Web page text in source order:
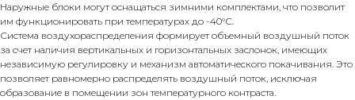
Наружные блоки могут оснащаться зимними комплектами, что позволит
им функционировать при температурах до -40°С.
Система воздухораспределения формирует объемный воздушный поток
за счет наличия вертикальных и горизонтальных заслонок, имеющих
независимую регулировку и механизм автоматического покачивания. Это
позволяет равномерно распределять воздушный поток, исключая
образование в помещении зон температурного контраста.